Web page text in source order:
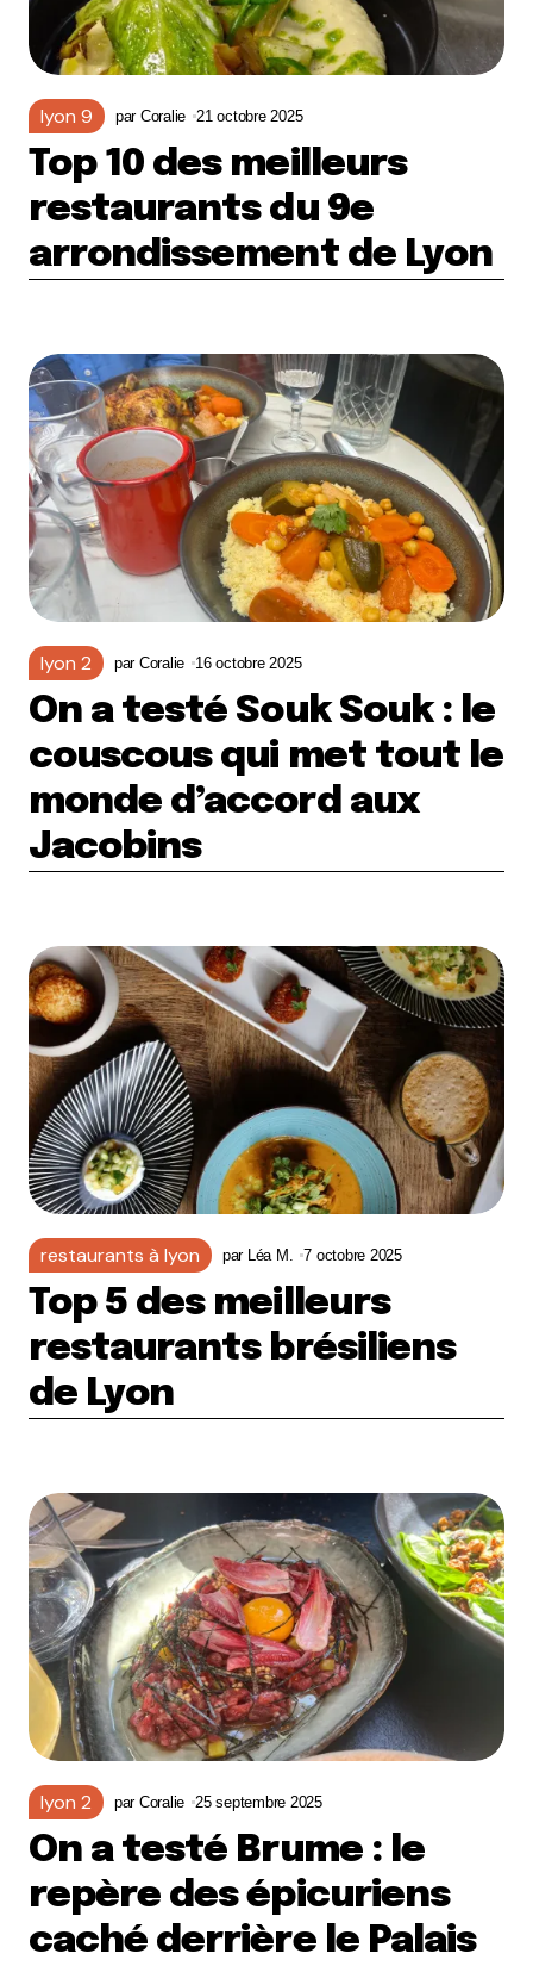
lyon 9 par Coralie 21 octobre 2025
Top 10 des meilleurs
restaurants du 9e
arrondissement de Lyon
lyon 2 par Coralie 16 octobre 2025
On a testé Souk Souk : le
couscous qui met tout le
monde d’accord aux
Jacobins
restaurants à lyon par Léa M. 7 octobre 2025
Top 5 des meilleurs
restaurants brésiliens
de Lyon
lyon 2 par Coralie 25 septembre 2025
On a testé Brume : le
repère des épicuriens
caché derrière le Palais